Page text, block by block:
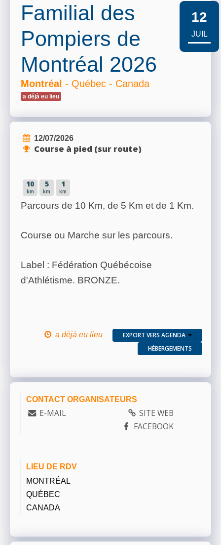
Familial des
Pompiers de
Montréal 2026
Montréal - Québec - Canada
a déjà eu lieu
12
JUIL
12/07/2026
Course à pied (sur route)
10
km
5
km
1
km
Parcours de 10 Km, de 5 Km et de 1 Km.
Course ou Marche sur les parcours.
Label : Fédération Québécoise
d'Athlétisme. BRONZE.
a déjà eu lieu
EXPORT VERS AGENDA
HÉBERGEMENTS
CONTACT ORGANISATEURS
E-MAIL
SITE WEB
FACEBOOK
LIEU DE RDV
MONTRÉAL
QUÉBEC
CANADA